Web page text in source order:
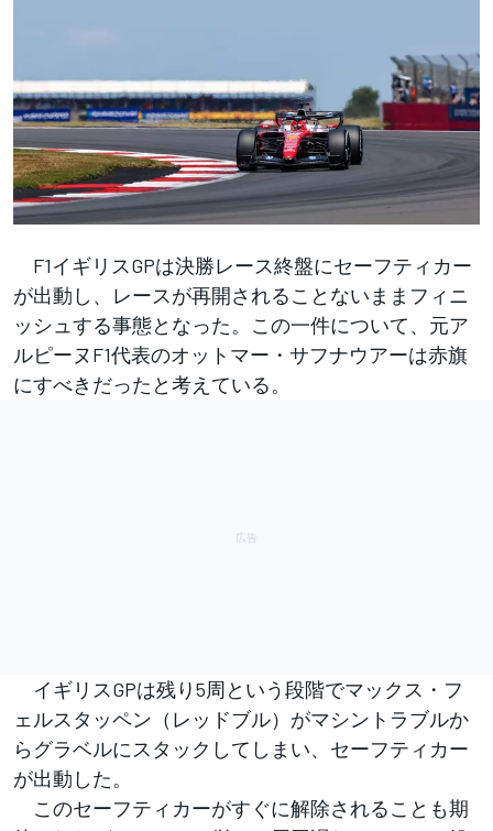
F1イギリスGPは決勝レース終盤にセーフティカー
が出動し、レースが再開されることないままフィニ
ッシュする事態となった。この一件について、元ア
ルピーヌF1代表のオットマー・サフナウアーは赤旗
にすべきだったと考えている。
イギリスGPは残り5周という段階でマックス・フ
ェルスタッペン（レッドブル）がマシントラブルか
らグラベルにスタックしてしまい、セーフティカー
が出動した。
このセーフティカーがすぐに解除されることも期